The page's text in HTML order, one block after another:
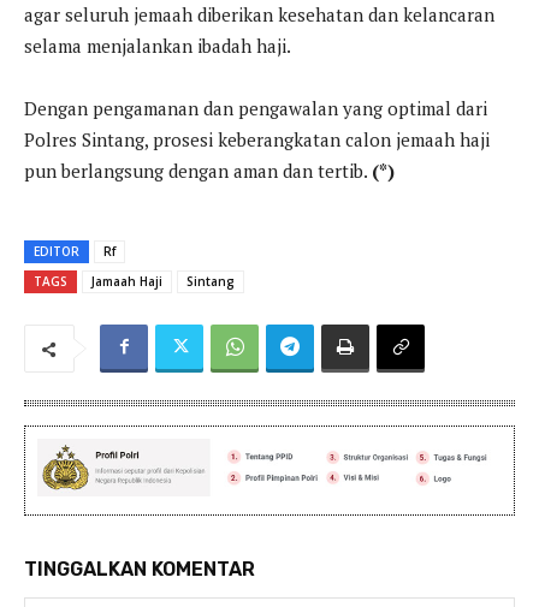
agar seluruh jemaah diberikan kesehatan dan kelancaran
selama menjalankan ibadah haji.
Dengan pengamanan dan pengawalan yang optimal dari
Polres Sintang, prosesi keberangkatan calon jemaah haji
pun berlangsung dengan aman dan tertib. (*)
EDITOR
Rf
TAGS
Jamaah Haji Sintang
TINGGALKAN KOMENTAR